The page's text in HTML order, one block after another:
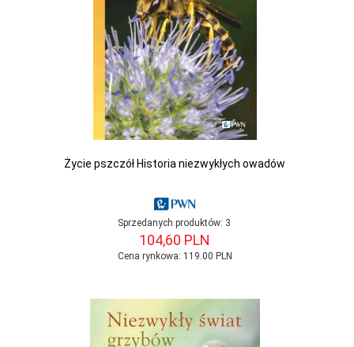
Życie pszczół Historia niezwykłych owadów
Sprzedanych produktów: 3
104,60 PLN
Cena rynkowa: 119.00 PLN